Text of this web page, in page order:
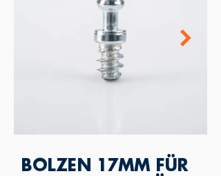
BOLZEN 17MM FÜR